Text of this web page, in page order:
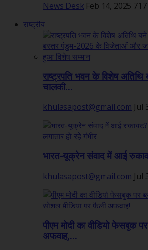
News Desk Feb 14, 2025 717
राष्ट्रीय
राष्ट्रपति भवन के विशेष
चालकी...
khulasapost@gmail.com Jul
भारत-यूक्रेन संवाद में आई
khulasapost@gmail.com Jul
पीएम मोदी का वीडियो फेसबुक
अफवाह,...